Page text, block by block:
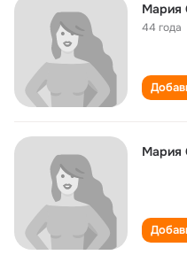
Мария
44 года
Мария